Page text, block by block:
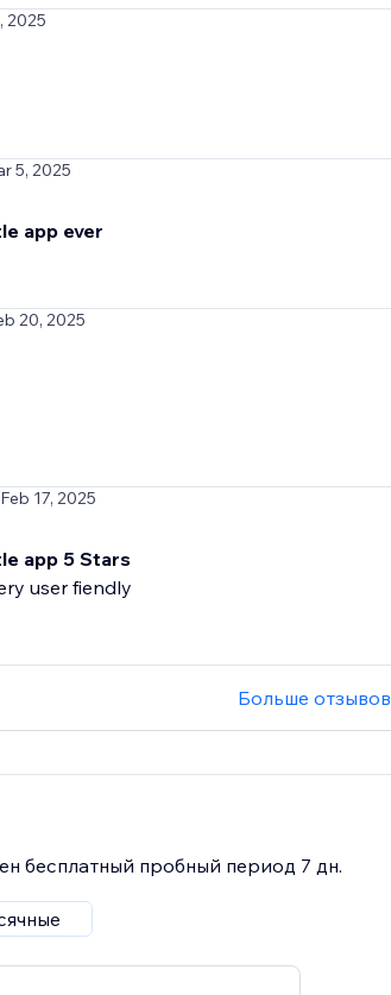
2025
5, 2025
app ever
20, 2025
17, 2025
app 5 Stars
user fiendly
Больше отзывов
бесплатный пробный период 7 дн.